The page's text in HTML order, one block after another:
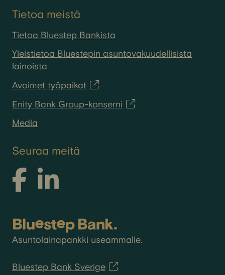
Asuntolainapankki useammalle.
Tietoa meistä
Tietoa Bluestep Bankista
Yleistietoa Bluestepin asuntovakuudellisista
lainoista
Avoimet työpaikat
Enity Bank Group-konserni
Media
Seuraa meitä
Bluestep Bank Sverige